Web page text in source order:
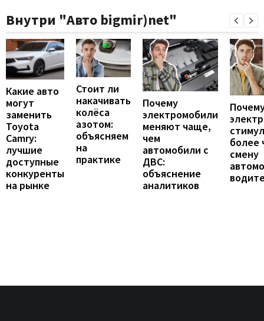
Внутри "Авто bigmir)net"
Какие авто
могут
заменить
Toyota
Camry:
лучшие
доступные
конкуренты
на рынке
Стоит ли
накачивать
колёса
азотом:
объясняем
на
практике
Почему
электромобили
меняют чаще,
чем
автомобили с
ДВС:
объяснение
аналитиков
более
смену